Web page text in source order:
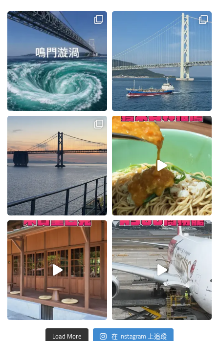
Load More 在 Instagram 上追蹤